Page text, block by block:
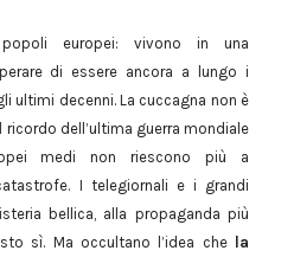
europei: vivono in una
di essere ancora a lungo i
ultimi decenni. La cuccagna non è
dell’ultima guerra mondiale
medi non riescono più a
I telegiornali e i grandi
bellica, alla propaganda più
sì. Ma occultano l’idea che
la